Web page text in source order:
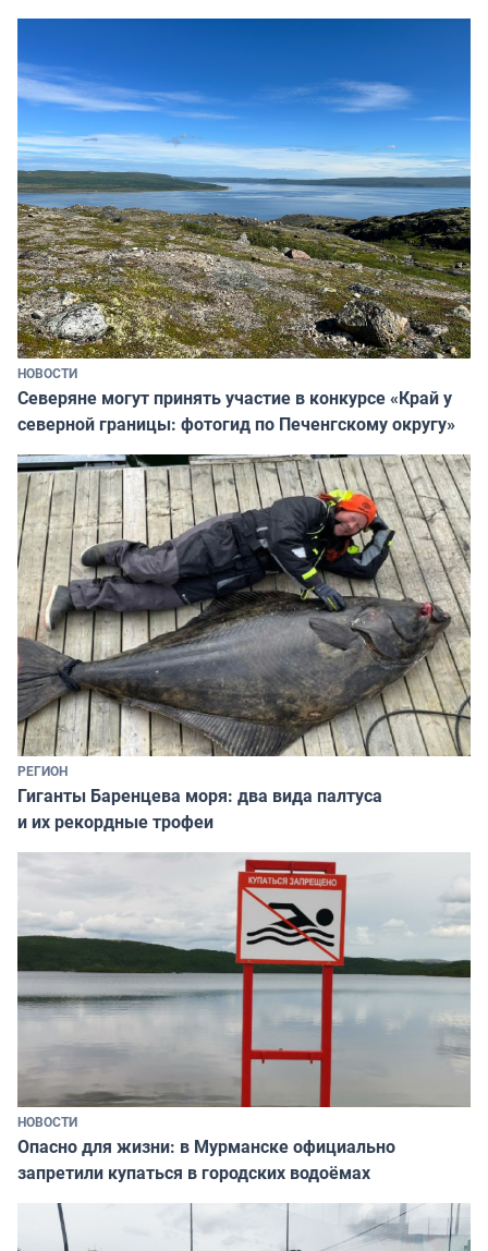
НОВОСТИ
Северяне могут принять участие в конкурсе «Край у
северной границы: фотогид по Печенгскому округу»
РЕГИОН
Гиганты Баренцева моря: два вида палтуса
и их рекордные трофеи
НОВОСТИ
Опасно для жизни: в Мурманске официально
запретили купаться в городских водоёмах